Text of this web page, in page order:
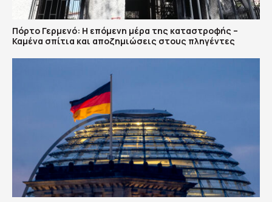
Πόρτο Γερμενό: Η επόμενη μέρα της καταστροφής –
Καμένα σπίτια και αποζημιώσεις στους πληγέντες